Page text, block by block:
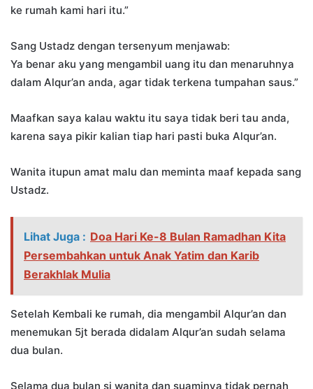
ke rumah kami hari itu.”
Sang Ustadz dengan tersenyum menjawab:
Ya benar aku yang mengambil uang itu dan menaruhnya
dalam Alqur’an anda, agar tidak terkena tumpahan saus.”
Maafkan saya kalau waktu itu saya tidak beri tau anda,
karena saya pikir kalian tiap hari pasti buka Alqur’an.
Wanita itupun amat malu dan meminta maaf kepada sang
Ustadz.
Lihat Juga : Doa Hari Ke-8 Bulan Ramadhan Kita
Persembahkan untuk Anak Yatim dan Karib
Berakhlak Mulia
Setelah Kembali ke rumah, dia mengambil Alqur’an dan
menemukan 5jt berada didalam Alqur’an sudah selama
dua bulan.
Selama dua bulan si wanita dan suaminya tidak pernah